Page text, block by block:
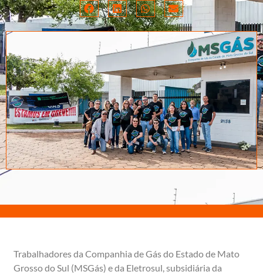
Trabalhadores da Companhia de Gás do Estado de Mato
Grosso do Sul (MSGás) e da Eletrosul, subsidiária da